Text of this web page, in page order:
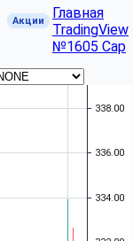
Акции
Главная
TradingView
№1605 Cap